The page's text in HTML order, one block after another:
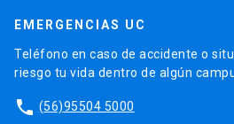
EMERGENCIAS UC
Teléfono en caso de accidente o
riesgo tu vida dentro de algún
phone (56)95504 5000